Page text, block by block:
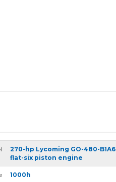
270-hp Lycoming GO-480-B1A6
flat-six piston engine
1000h